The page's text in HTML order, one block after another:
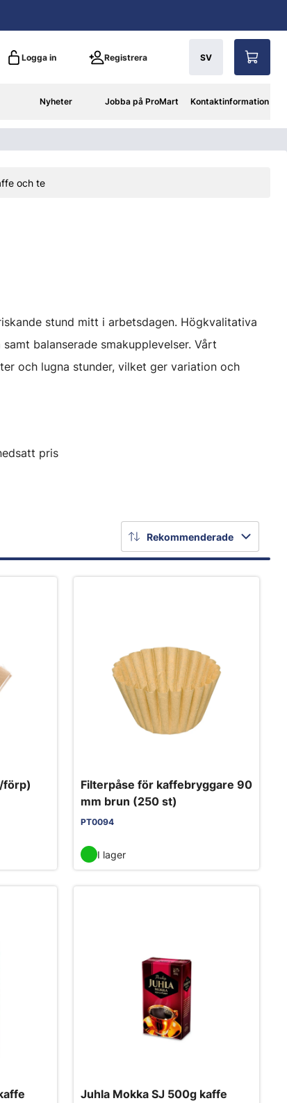
Logga in Registrera SV
Nyheter Jobba på ProMart Kontaktinformation
och te
stund mitt i arbetsdagen. Högkvalitativa
balanserade smakupplevelser. Vårt
och lugna stunder, vilket ger variation och
pris
Rekommenderade
förp)
Filterpåse för kaffebryggare 90
mm brun (250 st)
PT0094
I lager
Juhla Mokka SJ 500g kaffe